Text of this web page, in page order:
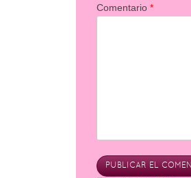
Comentario *